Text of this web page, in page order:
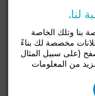
لنا.
بنا وتلك الخاصة
مخصصة لك بناءً
(على سبيل المثال
من المعلومات